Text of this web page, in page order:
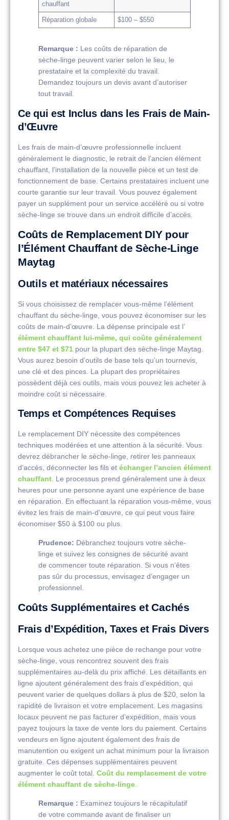
chauffant
Réparation globale $100 – $550
Remarque : Les coûts de réparation de
sèche-linge peuvent varier selon le lieu, le
prestataire et la complexité du travail.
Demandez toujours un devis avant d’autoriser
tout travail.
Ce qui est Inclus dans les Frais de Main-
d’Œuvre
Les frais de main-d’œuvre professionnelle incluent
généralement le diagnostic, le retrait de l’ancien élément
chauffant, l’installation de la nouvelle pièce et un test de
fonctionnement de base. Certains prestataires incluent une
courte garantie sur leur travail. Vous pouvez également
payer un supplément pour un service accéléré ou si votre
sèche-linge se trouve dans un endroit difficile d’accès.
Coûts de Remplacement DIY pour
l’Élément Chauffant de Sèche-Linge
Maytag
Outils et matériaux nécessaires
Si vous choisissez de remplacer vous-même l’élément
chauffant du sèche-linge, vous pouvez économiser sur les
coûts de main-d’œuvre. La dépense principale est l’
élément chauffant lui-même, qui coûte généralement
entre $47 et $71 pour la plupart des sèche-linge Maytag.
Vous aurez besoin d’outils de base tels qu’un tournevis,
une clé et des pinces. La plupart des propriétaires
possèdent déjà ces outils, mais vous pouvez les acheter à
moindre coût si nécessaire.
Temps et Compétences Requises
Le remplacement DIY nécessite des compétences
techniques modérées et une attention à la sécurité. Vous
devrez débrancher le sèche-linge, retirer les panneaux
d’accès, déconnecter les fils et échanger l’ancien élément
chauffant. Le processus prend généralement une à deux
heures pour une personne ayant une expérience de base
en réparation. En effectuant la réparation vous-même, vous
évitez les frais de main-d’œuvre, ce qui peut vous faire
économiser $50 à $100 ou plus.
Prudence: Débranchez toujours votre sèche-
linge et suivez les consignes de sécurité avant
de commencer toute réparation. Si vous n’êtes
pas sûr du processus, envisagez d’engager un
professionnel.
Coûts Supplémentaires et Cachés
Frais d’Expédition, Taxes et Frais Divers
Lorsque vous achetez une pièce de rechange pour votre
sèche-linge, vous rencontrez souvent des frais
supplémentaires au-delà du prix affiché. Les détaillants en
ligne ajoutent généralement des frais d’expédition, qui
peuvent varier de quelques dollars à plus de $20, selon la
rapidité de livraison et votre emplacement. Les magasins
locaux peuvent ne pas facturer d’expédition, mais vous
payez toujours la taxe de vente lors du paiement. Certains
vendeurs en ligne ajoutent également des frais de
manutention ou exigent un achat minimum pour la livraison
gratuite. Ces dépenses supplémentaires peuvent
augmenter le coût total. Coût du remplacement de votre
élément chauffant de sèche-linge.
Remarque : Examinez toujours le récapitulatif
de votre commande avant de finaliser un